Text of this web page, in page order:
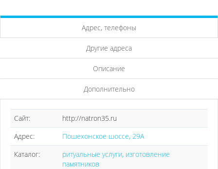
Адрес, телефоны
Другие адреса
Описание
Дополнительно
Сайт:
http://natron35.ru
Адрес:
Пошехонское шоссе, 29А
Каталог:
ритуальные услуги, изготовление
памятников